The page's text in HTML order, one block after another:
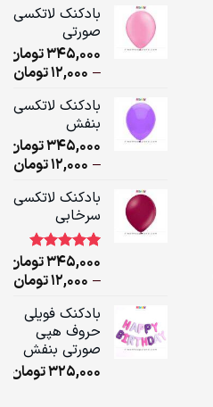
بادکنک لاتکسی
صورتی
345,000تومان
–
12,000تومان
بادکنک لاتکسی
بنفش
345,000تومان
–
12,000تومان
بادکنک لاتکسی
سرخابی
امتیاز5.00
1
مشتری
345,000تومان
–
12,000تومان
بادکنک فویلی
حروف هپی
صورتی بنفش
325,000تومان